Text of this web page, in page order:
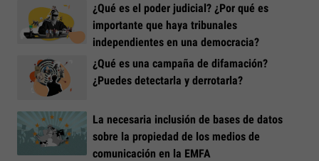
¿Qué es el poder judicial? ¿Por qué es
importante que haya tribunales
independientes en una democracia?
¿Qué es una campaña de difamación?
¿Puedes detectarla y derrotarla?
La necesaria inclusión de bases de datos
sobre la propiedad de los medios de
comunicación en la EMFA